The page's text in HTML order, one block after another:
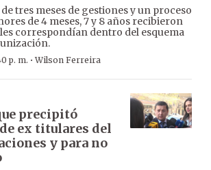
tres meses de gestiones y un proceso
de 4 meses, 7 y 8 años recibieron
correspondían dentro del esquema
p. m. ·Wilson Ferreira
precipitó
ex titulares del
y para no